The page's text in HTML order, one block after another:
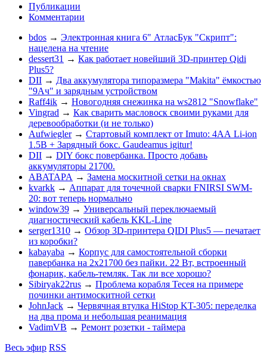
Публикации
Комментарии
bdos → Электронная книга 6" АтласБук "Скрипт":
нацелена на чтение
dessert31 → Как работает новейший 3D-принтер Qidi
Plus5?
DII → Два аккумулятора типоразмера "Makita" ёмкостью
"9Ач" и зарядным устройством
Raff4ik → Новогодняя снежинка на ws2812 "Snowflake"
Vingrad → Как сварить масловоск своими руками для
деревообработки (и не только)
Aufwiegler → Стартовый комплект от Imuto: 4АА Li-ion
1.5В + Зарядный бокс. Gaudeamus igitur!
DII → DIY бокс повербанка. Просто добавь
аккумуляторы 21700.
ABATAPA → Замена москитной сетки на окнах
kvarkk → Аппарат для точечной сварки FNIRSI SWM-
20: вот теперь нормально
window39 → Универсальный переключаемый
диагностический кабель KKL-Line
serger1310 → Обзор 3D-принтера QIDI Plus5 — печатает
из коробки?
kabayaba → Корпус для самостоятельной сборки
павербанка на 2х21700 без пайки. 22 Вт, встроенный
фонарик, кабель-темляк. Так ли все хорошо?
Sibiryak22rus → Проблема корабля Тесея на примере
починки антимоскитной сетки
JohnJack → Червячная втулка HiStop KT-305: переделка
на два прома и небольшая реанимация
VadimVB → Ремонт розетки - таймера
Весь эфир RSS